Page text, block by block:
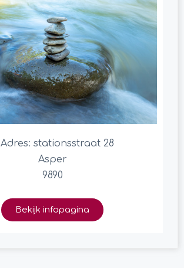
Adres: stationsstraat 28
Asper
9890
Bekijk infopagina